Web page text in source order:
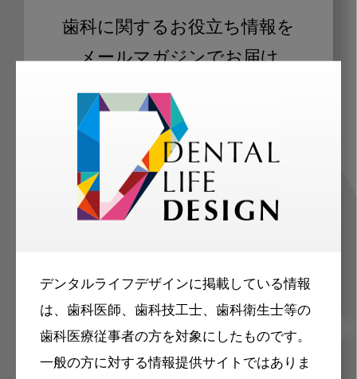
デンタルライフデザインに掲載している情報
は、歯科医師、歯科技工士、歯科衛生士等の
歯科医療従事者の方を対象にしたものです。
一般の方に対する情報提供サイトではありま
歯科に関するお役立ち情報を
メールマガジンでお届け
ご登録いただいた職種（歯科医師、歯
科衛生士、歯科技工士）に合わせた内
容のメールマガジンをお届けします。
メリット